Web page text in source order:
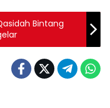
Bintang